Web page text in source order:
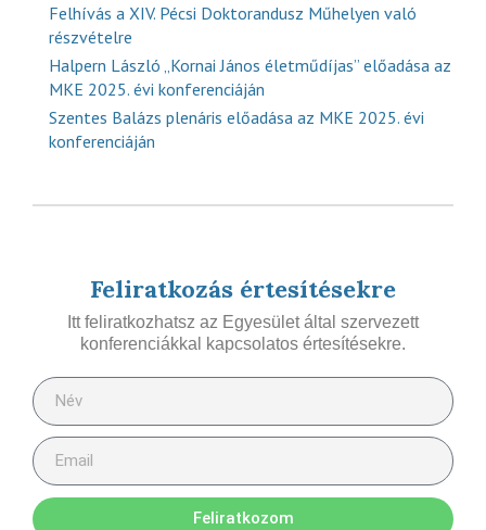
Felhívás a XIV. Pécsi Doktorandusz Műhelyen való
részvételre
Halpern László „Kornai János életműdíjas” előadása az
MKE 2025. évi konferenciáján
Szentes Balázs plenáris előadása az MKE 2025. évi
konferenciáján
Feliratkozás értesítésekre
Itt feliratkozhatsz az Egyesület által szervezett
konferenciákkal kapcsolatos értesítésekre.
Feliratkozom